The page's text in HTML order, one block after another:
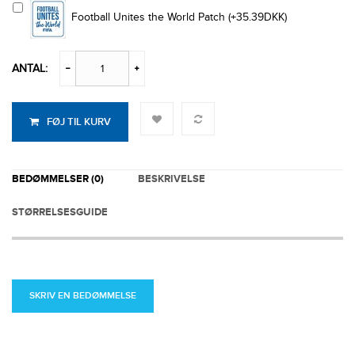
Football Unites the World Patch (+35.39DKK)
ANTAL:
FØJ TIL KURV
BEDØMMELSER (0) BESKRIVELSE
STØRRELSESGUIDE
SKRIV EN BEDØMMELSE